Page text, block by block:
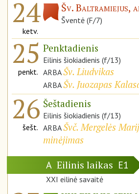
24
ketv.
Šv. Baltramiejus,
Šventė (F/7)
25
penkt.
Penktadienis
Eilinis šiokiadienis (f/13)
ARBAŠv. Liudvikas
ARBAŠv. Juozapas
26
šešt.
Šeštadienis
Eilinis šiokiadienis (f/13)
ARBAŠvč. Mergelės
minėjimas
A Eilinis laikas E1
XXI eilinė savaitė